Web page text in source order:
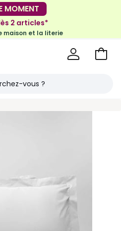
les 100€*
& la déco
MOMENT
2 articles*
maison et la literie
Voir